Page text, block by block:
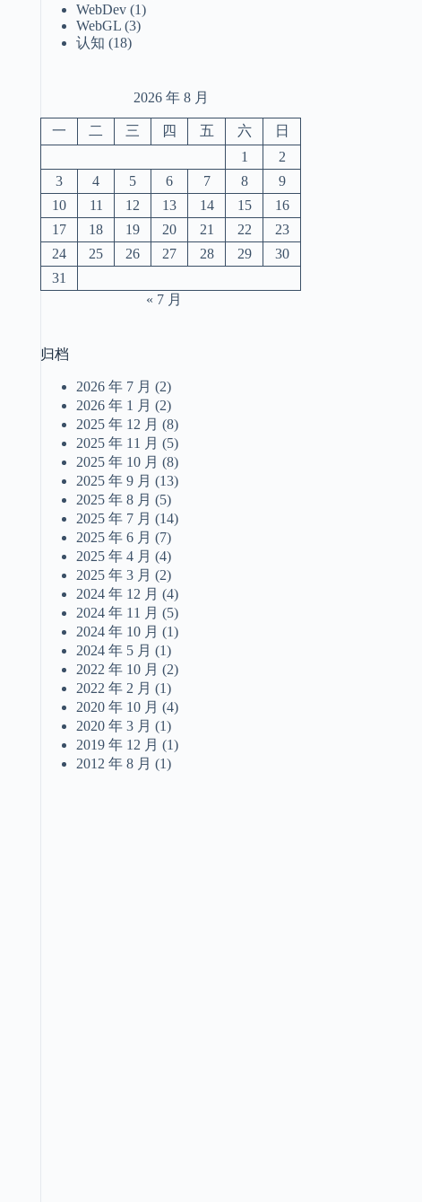
WebDev (1)
WebGL (3)
认知 (18)
2026 年 8 月
一 二 三 四 五 六
日
1
2
3
4 5 6 7 8
9
10
11 12 13 14 15
16
17
18 19 20 21 22
23
24
25 26 27 28 29
30
31
« 7 月
归档
2026 年 7 月 (2)
2026 年 1 月 (2)
2025 年 12 月 (8)
2025 年 11 月 (5)
2025 年 10 月 (8)
2025 年 9 月 (13)
2025 年 8 月 (5)
2025 年 7 月 (14)
2025 年 6 月 (7)
2025 年 4 月 (4)
2025 年 3 月 (2)
2024 年 12 月 (4)
2024 年 11 月 (5)
2024 年 10 月 (1)
2024 年 5 月 (1)
2022 年 10 月 (2)
2022 年 2 月 (1)
2020 年 10 月 (4)
2020 年 3 月 (1)
2019 年 12 月 (1)
2012 年 8 月 (1)